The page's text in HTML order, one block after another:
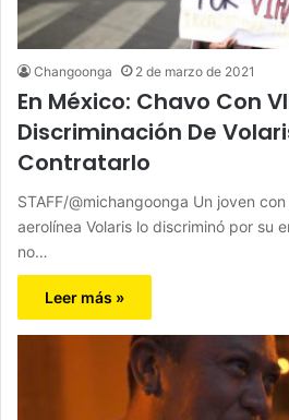
Changoonga 2 de marzo de 2021
En México: Chavo Con
Discriminación De
Contratarlo
STAFF/@michangoonga Un joven
aerolínea Volaris lo discriminó por su
no…
Leer más »